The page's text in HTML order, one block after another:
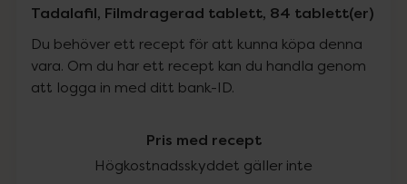
Tadalafil, Filmdragerad tablett, 84 tablett(er)
Du behöver ett recept för att kunna köpa denna
vara. Om du har ett recept kan du handla genom
att logga in med ditt bank-ID.
Pris med recept
Högkostnadsskyddet gäller inte